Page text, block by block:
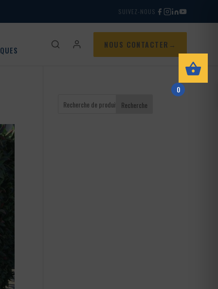
SUIVEZ-NOUS
NOUS CONTACTER
Recherche
0